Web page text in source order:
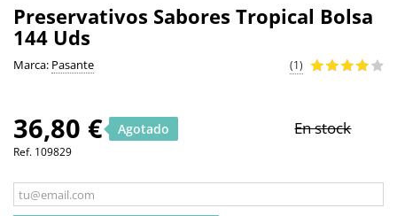
Preservativos Sabores Tropical Bolsa
144 Uds
Marca: Pasante (1)
36,80 € Agotado En stock
Ref. 109829